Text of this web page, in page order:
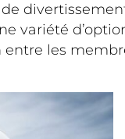
variété
les